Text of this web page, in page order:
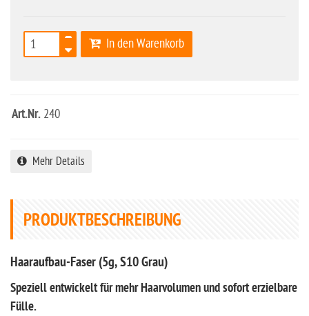
In den Warenkorb
Art.Nr. 240
Mehr Details
PRODUKTBESCHREIBUNG
Haaraufbau-Faser (5g, S10 Grau)
Speziell entwickelt für mehr Haarvolumen und sofort erzielbare
Fülle.